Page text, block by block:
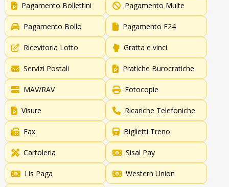
Pagamento Bollettini Pagamento Multe
Pagamento Bollo Pagamento F24
Ricevitoria Lotto Gratta e vinci
Servizi Postali Pratiche Burocratiche
MAV/RAV Fotocopie
Visure Ricariche Telefoniche
Fax Biglietti Treno
Cartoleria Sisal Pay
Lis Paga Western Union